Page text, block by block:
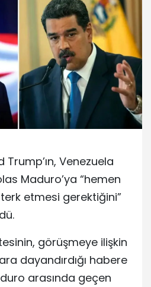
Trump’ın, Venezuela
Maduro’ya “hemen
etmesi gerektiğini”
görüşmeye ilişkin
dayandırdığı habere
arasında geçen